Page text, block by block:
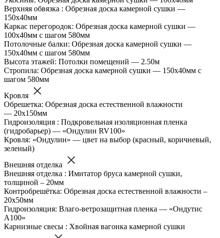
Верхняя обвязка : Обрезная доска камерной сушки —
150х40мм
Каркас перегородок: Обрезная доска камерной сушки —
100х40мм с шагом 580мм
Потолочные балки: Обрезная доска камерной сушки —
150х40мм с шагом 580мм
Высота этажей: Потолки помещений — 2.50м
Стропила: Обрезная доска камерной сушки — 150х40мм с
шагом 580мм
Кровля
Обрешетка: Обрезная доска естественной влажности
— 20х150мм
Гидроизоляция : Подкровельная изоляционная пленка
(гидробарьер) — «Ондулин RV100»
Кровля: «Ондулин» — цвет на выбор (красный, коричневый,
зеленый)
Внешняя отделка
Внешняя отделка : Имитатор бруса камерной сушки,
толщиной – 20мм
Контробрешётка: Обрезная доска естественной влажности –
20х50мм
Гидроизоляция: Влаго-ветрозащитная пленка — «Ондутис
А100»
Карнизные свесы : Хвойная вагонка камерной сушки